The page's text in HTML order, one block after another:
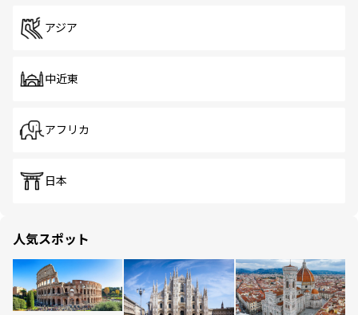
アジア
中近東
アフリカ
日本
人気スポット